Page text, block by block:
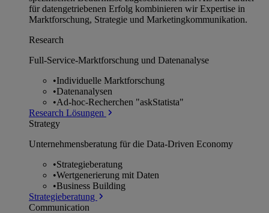
für datengetriebenen Erfolg kombinieren wir Expertise in
Marktforschung, Strategie und Marketingkommunikation.
Research
Full-Service-Marktforschung und Datenanalyse
•Individuelle Marktforschung
•Datenanalysen
•Ad-hoc-Recherchen "askStatista"
Research Lösungen
Strategy
Unternehmens­beratung für die Data-Driven Economy
•Strategieberatung
•Wertgenerierung mit Daten
•Business Building
Strategieberatung
Communication